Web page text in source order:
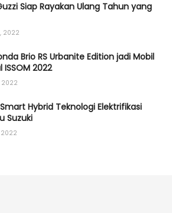
Siap Rayakan Ulang Tahun yang
2022
Brio RS Urbanite Edition jadi Mobil
2022
2022
Hybrid Teknologi Elektrifikasi
Suzuki
2022